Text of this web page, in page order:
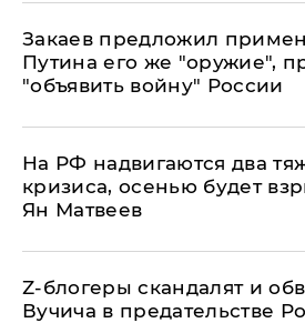
Закаев предложил
Путина его же "оружие",
"объявить войну" России
На РФ надвигаются два
кризиса, осенью будет
Ян Матвеев
Z-блогеры скандалят и
Вучича в предательстве